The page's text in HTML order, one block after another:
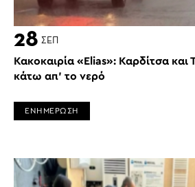
28 ΣΕΠ
Κακοκαιρία «Elias»: Καρδίτσα και
κάτω απ’ το νερό
ΕΝΗΜΕΡΩΣΗ